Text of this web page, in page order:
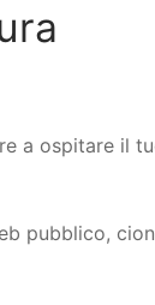
a ospitare il
pubblico,